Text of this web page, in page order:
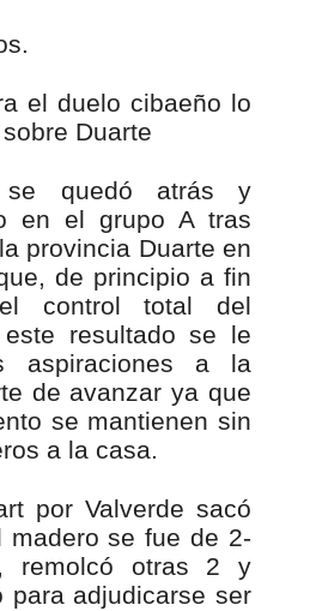
el duelo cibaeño lo
Duarte
se quedó atrás y
en el grupo A tras
provincia Duarte en
de principio a fin
el control total del
resultado se le
aspiraciones a la
de avanzar ya que
se mantienen sin
a la casa.
por Valverde sacó
madero se fue de 2-
remolcó otras 2 y
para adjudicarse ser